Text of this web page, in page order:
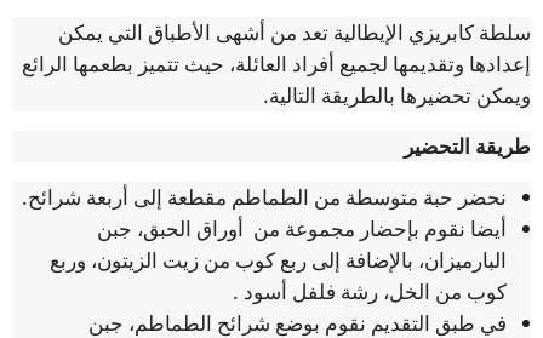
سلطة كابريزي الإيطالية تعد من أشهى الأطباق التي يمكن
إعدادها وتقديمها لجميع أفراد العائلة، حيث تتميز بطعمها الرائع
ويمكن تحضيرها بالطريقة التالية.
طريقة التحضير
نحضر حبة متوسطة من الطماطم مقطعة إلى أربعة شرائح.
أيضا نقوم بإحضار مجموعة من أوراق الحبق، جبن
البارميزان، بالإضافة إلى ربع كوب من زيت الزيتون، وربع
كوب من الخل، رشة فلفل أسود .
في طبق التقديم نقوم بوضع شرائح الطماطم، جبن